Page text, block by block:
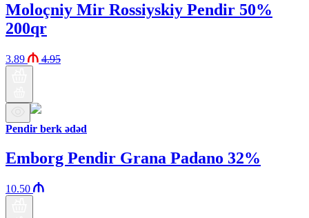
Moloçniy Mir Rossiyskiy Pendir 50%
200qr
3.89 4.95
Pendir berk ədəd
Emborg Pendir Grana Padano 32%
10.50